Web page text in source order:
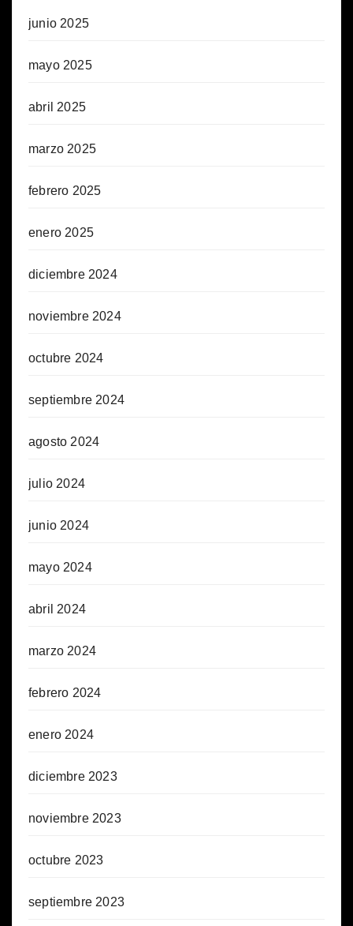
junio 2025
mayo 2025
abril 2025
marzo 2025
febrero 2025
enero 2025
diciembre 2024
noviembre 2024
octubre 2024
septiembre 2024
agosto 2024
julio 2024
junio 2024
mayo 2024
abril 2024
marzo 2024
febrero 2024
enero 2024
diciembre 2023
noviembre 2023
octubre 2023
septiembre 2023